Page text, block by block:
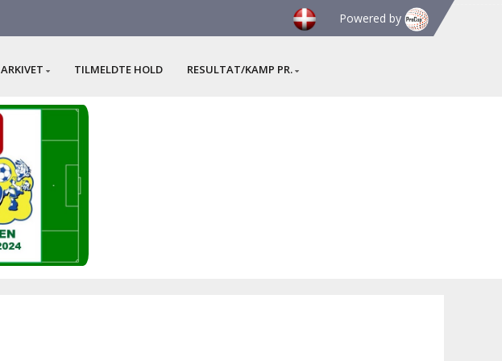
Powered by
ARKIVET TILMELDTE HOLD RESULTAT/KAMP PR.